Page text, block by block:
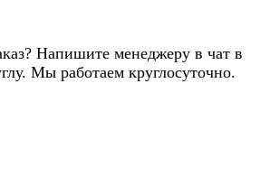
Напишите менеджеру в чат в
Мы работаем круглосуточно.